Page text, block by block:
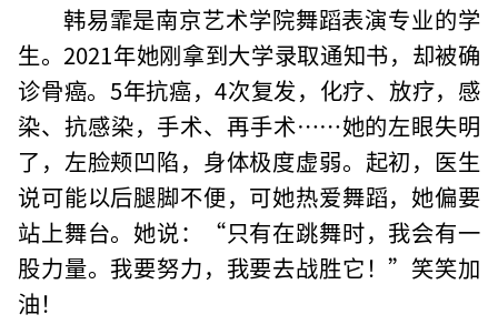
韩易霏是南京艺术学院舞蹈表演专业的学
生。2021年她刚拿到大学录取通知书，却被确
诊骨癌。5年抗癌，4次复发，化疗、放疗，感
染、抗感染，手术、再手术……她的左眼失明
了，左脸颊凹陷，身体极度虚弱。起初，医生
说可能以后腿脚不便，可她热爱舞蹈，她偏要
站上舞台。她说：“只有在跳舞时，我会有一
股力量。我要努力，我要去战胜它！”笑笑加
油！